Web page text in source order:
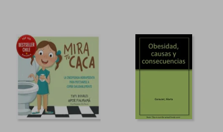
50%
dcto.
$ 2.034
$ 1.017